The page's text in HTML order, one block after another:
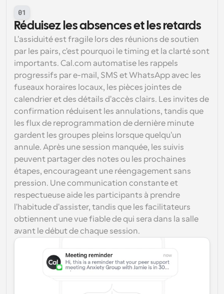
01
Réduisez les absences et les retards
L'assiduité est fragile lors des réunions de soutien
par les pairs, c'est pourquoi le timing et la clarté sont
importants. Cal.com automatise les rappels
progressifs par e-mail, SMS et WhatsApp avec les
fuseaux horaires locaux, les pièces jointes de
calendrier et des détails d'accès clairs. Les invites de
confirmation réduisent les annulations, tandis que
les flux de reprogrammation de dernière minute
gardent les groupes pleins lorsque quelqu'un
annule. Après une session manquée, les suivis
peuvent partager des notes ou les prochaines
étapes, encourageant une réengagement sans
pression. Une communication constante et
respectueuse aide les participants à prendre
l'habitude d'assister, tandis que les facilitateurs
obtiennent une vue fiable de qui sera dans la salle
avant le début de chaque session.